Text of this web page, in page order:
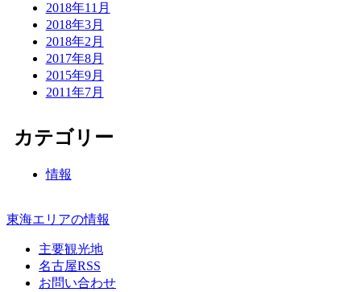
2018年11月
2018年3月
2018年2月
2017年8月
2015年9月
2011年7月
カテゴリー
情報
東海エリアの情報
主要観光地
名古屋RSS
お問い合わせ